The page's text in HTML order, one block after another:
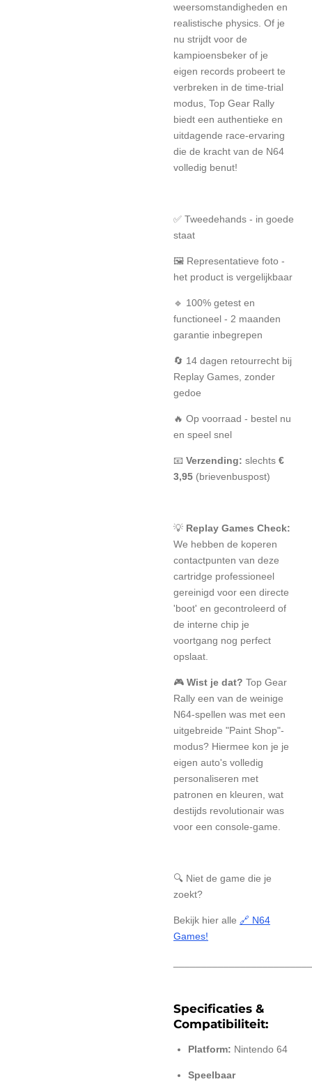
weersomstandigheden en
realistische physics. Of je
nu strijdt voor de
kampioensbeker of je
eigen records probeert te
verbreken in de time-trial
modus, Top Gear Rally
biedt een authentieke en
uitdagende race-ervaring
die de kracht van de N64
volledig benut!
✅ Tweedehands - in goede
staat
🖼️ Representatieve foto -
het product is vergelijkbaar
🔹 100% getest en
functioneel - 2 maanden
garantie inbegrepen
🔄 14 dagen retourrecht bij
Replay Games, zonder
gedoe
🔥 Op voorraad - bestel nu
en speel snel
📧 Verzending: slechts €
3,95 (brievenbuspost)
💡 Replay Games Check:
We hebben de koperen
contactpunten van deze
cartridge professioneel
gereinigd voor een directe
'boot' en gecontroleerd of
de interne chip je
voortgang nog perfect
opslaat.
🎮 Wist je dat? Top Gear
Rally een van de weinige
N64-spellen was met een
uitgebreide "Paint Shop"-
modus? Hiermee kon je je
eigen auto's volledig
personaliseren met
patronen en kleuren, wat
destijds revolutionair was
voor een console-game.
🔍 Niet de game die je
zoekt?
Bekijk hier alle 🔗 N64
Games!
Specificaties &
Compatibiliteit:
Platform: Nintendo 64
Speelbaar